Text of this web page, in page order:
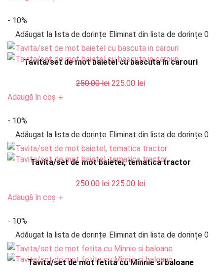
250.00 lei.
- 10%
Adăugat la lista de dorințe Eliminat din lista de dorințe 0
Tavita/set de mot baietel cu bascuta in carouri
250.00lei Prețul
250.00 lei.
225.00 leiPrețul
Adaugă în coș +
- 10%
Adăugat la lista de dorințe Eliminat din lista de dorințe 0
Tavita/set de mot baietel, tematica tractor
250.00lei Prețul
250.00 lei.
225.00 leiPrețul
Adaugă în coș +
- 10%
Adăugat la lista de dorințe Eliminat din lista de dorințe 0
Tavita/set de mot fetita cu Minnie si baloane